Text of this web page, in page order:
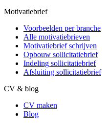
Motivatiebrief
Voorbeelden per branche
Alle motivatiebrieven
Motivatiebrief schrijven
Opbouw sollicitatiebrief
Indeling sollicitatiebrief
Afsluiting sollicitatiebrief
CV & blog
CV maken
Blog